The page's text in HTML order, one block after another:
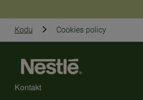
Kodu Cookies policy
Kontakt